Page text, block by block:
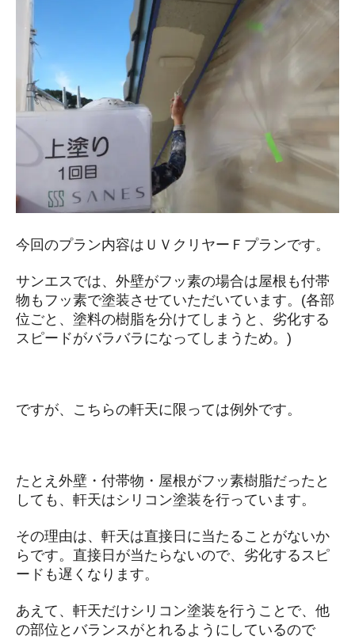
今回のプラン内容はＵＶクリヤーＦプランです。
サンエスでは、外壁がフッ素の場合は屋根も付帯
物もフッ素で塗装させていただいています。(各部
位ごと、塗料の樹脂を分けてしまうと、劣化する
スピードがバラバラになってしまうため。)
ですが、こちらの軒天に限っては例外です。
たとえ外壁・付帯物・屋根がフッ素樹脂だったと
しても、軒天はシリコン塗装を行っています。
その理由は、軒天は直接日に当たることがないか
らです。直接日が当たらないので、劣化するスピ
ードも遅くなります。
あえて、軒天だけシリコン塗装を行うことで、他
の部位とバランスがとれるようにしているので